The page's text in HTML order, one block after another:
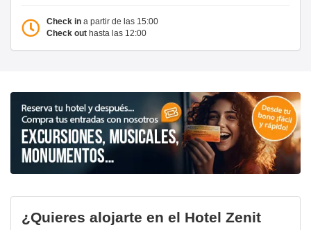
Check in a partir de las 15:00
Check out hasta las 12:00
¿Quieres alojarte en el Hotel Zenit